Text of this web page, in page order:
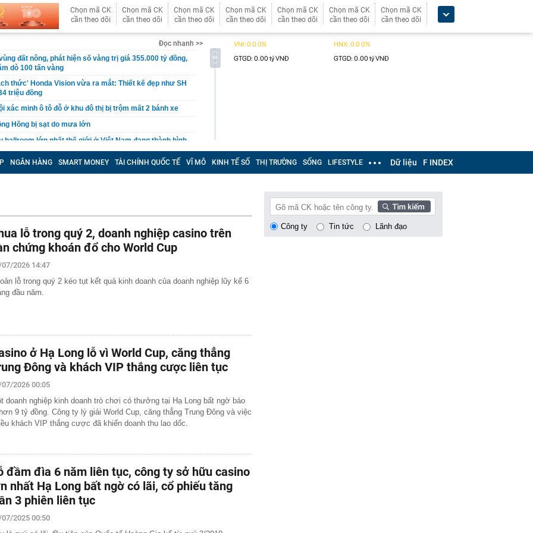
Chọn mã CK
cần theo dõi
Chọn mã CK
cần theo dõi
Chọn mã CK
cần theo dõi
Chọn mã CK
cần theo dõi
Chọn mã CK
cần theo dõi
Chọn mã CK
cần theo dõi
Chọn mã CK
cần theo dõi
Đọc nhanh >>
đất nông, phát hiện số vàng trị giá 355.000 tỷ đồng,
dò 100 tấn vàng
thức' Honda Vision vừa ra mắt: Thiết kế đẹp như SH
triệu đồng
xác minh ô tô đỗ ở khu đô thị bị trộm mất 2 bánh xe
Hồng bị sạt do mưa lớn
ballroom lớn nhất thế giới ở Việt Nam đang thành hình
rõ dáng vóc bên bờ biển
không nên ăn: Có bộ phận chứa độc tố, ăn phải có
từ shipper, tài khoản ngân hàng lập tức hiện lệnh
28 triệu đồng: Cô gái sinh năm 1990 phải đến công an
km gắn 'tường' chống ồn trên Vành đai 3 qua khu đô
danh Top 3 Công ty công nghệ cung cấp sản phẩm,
chuyển đổi số uy tín năm 2026
học vùng vừa đạt doanh thu 2.200 tỷ đồng, trả lương
quy tụ đến 2.443 Thạc sĩ, Tiến sĩ, Phó Giáo sư, Giáo
đình đặt một tờ giấy A4 vào ngăn đông tủ lạnh? Lấy ra
đề
nghiệp nhà nước GVR, PV GAS, BSR, Petrolimex,
loạt "tím lịm"
kiểm tra 293 căn hộ tại một khu chung cư lúc rạng
có 'biến'
2026, mức hưởng BHYT của người lao động được quy
và bài toán chủ quyền dữ liệu của doanh nghiệp Việt
báo quan trọng đến toàn bộ khách hàng
hàng Agribank hiện nay
NGÂN HÀNG SMART MONEY TÀI CHÍNH QUỐC TẾ VĨ MÔ KINH TẾ SỐ THỊ TRƯỜNG SỐNG LIFESTYLE Dữ liệu F INDEX
lỗ trong quý 2, doanh nghiệp casino trên
chứng khoán đổ cho World Cup
2026 14:47
lỗ trong quý 2 kéo tụt kết quả kinh doanh của doanh nghiệp lũy kế 6
đầu năm.
ở Hạ Long lỗ vì World Cup, căng thẳng
Đông và khách VIP thắng cược liên tục
2026 00:05
doanh nghiệp kinh doanh trò chơi có thưởng tại Hạ Long bất ngờ báo
9 tỷ đồng. Công ty lý giải World Cup, căng thẳng Trung Đông và việc
khách VIP thắng cược đã khiến doanh thu lao dốc.
đầm đìa 6 năm liên tục, công ty sở hữu casino
nhất Hạ Long bất ngờ có lãi, cổ phiếu tăng
3 phiên liên tục
2025 00:50
Công ty Tin tức Lãnh đạo